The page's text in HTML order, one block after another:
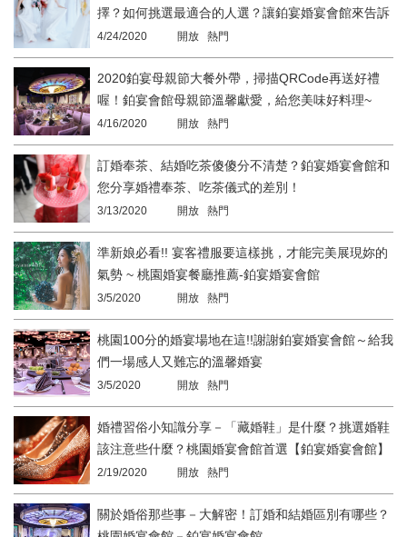
擇？如何挑選最適合的人選？讓鉑宴婚宴會館來告訴
您！
4/24/2020 開放 熱門
2020鉑宴母親節大餐外帶，掃描QRCode再送好禮
喔！鉑宴會館母親節溫馨獻愛，給您美味好料理~
4/16/2020 開放 熱門
訂婚奉茶、結婚吃茶傻傻分不清楚？鉑宴婚宴會館和
您分享婚禮奉茶、吃茶儀式的差別！
3/13/2020 開放 熱門
準新娘必看!! 宴客禮服要這樣挑，才能完美展現妳的
氣勢 ~ 桃園婚宴餐廳推薦-鉑宴婚宴會館
3/5/2020 開放 熱門
桃園100分的婚宴場地在這!!謝謝鉑宴婚宴會館～給我
們一場感人又難忘的溫馨婚宴
3/5/2020 開放 熱門
婚禮習俗小知識分享－「藏婚鞋」是什麼？挑選婚鞋
該注意些什麼？桃園婚宴會館首選【鉑宴婚宴會館】
2/19/2020 開放 熱門
關於婚俗那些事－大解密！訂婚和結婚區別有哪些？